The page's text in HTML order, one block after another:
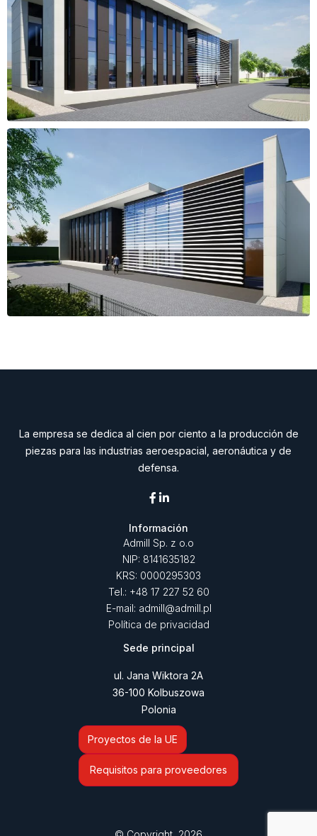
La empresa se dedica al cien por ciento a la producción de
piezas para las industrias aeroespacial, aeronáutica y de
defensa.
Información
Admill Sp. z o.o
NIP: 8141635182
KRS: 0000295303
Tel.: +48 17 227 52 60
E-mail: admill@admill.pl
Política de privacidad
Sede principal
ul. Jana Wiktora 2A
36-100 Kolbuszowa
Polonia
Proyectos de la UE
Requisitos para proveedores